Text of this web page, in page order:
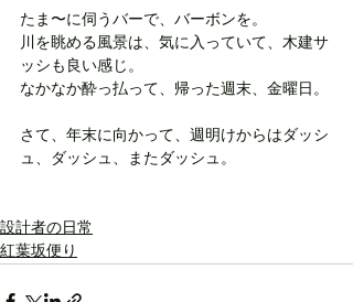
たま〜に伺うバーで、バーボンを。
川を眺める風景は、気に入っていて、木建サ
ッシも良い感じ。
なかなか酔っ払って、帰った週末、金曜日。
さて、年末に向かって、週明けからはダッシ
ュ、ダッシュ、またダッシュ。
設計者の日常
紅葉坂便り